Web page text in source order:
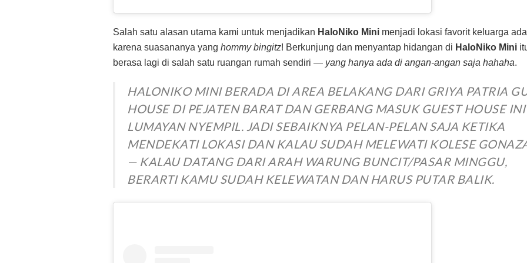
Salah satu alasan utama kami untuk menjadikan HaloNiko Mini menjadi lokasi favorit keluarga
karena suasananya yang hommy bingitz! Berkunjung dan menyantap hidangan di HaloNiko Mini
berasa lagi di salah satu ruangan rumah sendiri — yang hanya ada di angan-angan saja hahaha.
HALONIKO MINI BERADA DI AREA BELAKANG DARI GRIYA PATRIA
HOUSE DI PEJATEN BARAT DAN GERBANG MASUK GUEST HOUSE INI
LUMAYAN NYEMPIL. JADI SEBAIKNYA PELAN-PELAN SAJA KETIKA
MENDEKATI LOKASI DAN KALAU SUDAH MELEWATI KOLESE
— KALAU DATANG DARI ARAH WARUNG BUNCIT/PASAR MINGGU,
BERARTI KAMU SUDAH KELEWATAN DAN HARUS PUTAR BALIK.